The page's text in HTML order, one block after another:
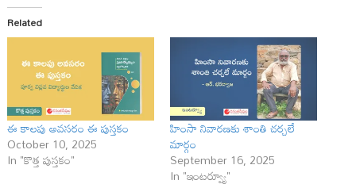
Related
ఈ కాలపు అవసరం ఈ పుస్తకం
October 10, 2025
In "కొత్త పుస్తకం"
హింసా నివారణకు శాంతి చర్చలే
మార్గం
September 16, 2025
In "ఇంటర్వ్యూ"